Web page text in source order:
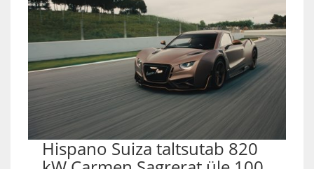
Hispano Suiza taltsutab 820